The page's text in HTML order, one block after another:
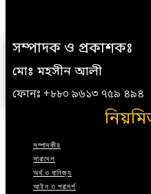
সম্পাদক ও প্রকাশকঃ
মোঃ মহসীন আলী
ফোনঃ +৮৮০ ৯৬১৩ ৭৫৯ ৪৯৪
সম্পাদকীয়
সারাদেশ
অর্থ ও বানিজ্য
আইন ও পরামর্শ